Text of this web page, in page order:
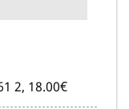
2, 18.00€